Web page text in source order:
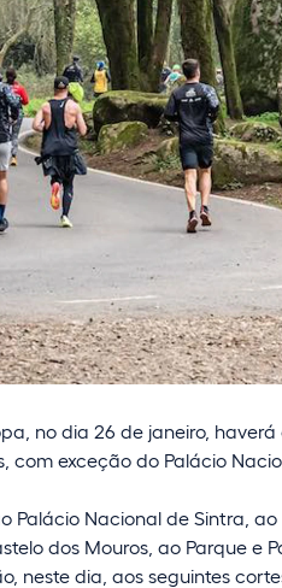
no dia 26 de janeiro,
com exceção do Palácio
Palácio Nacional de Sintra,
dos Mouros, ao Parque e
neste dia, aos seguintes